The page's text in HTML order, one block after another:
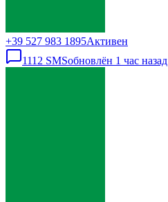
+39 527 983 1895Активен
1112 SMSобновлён 1 час назад